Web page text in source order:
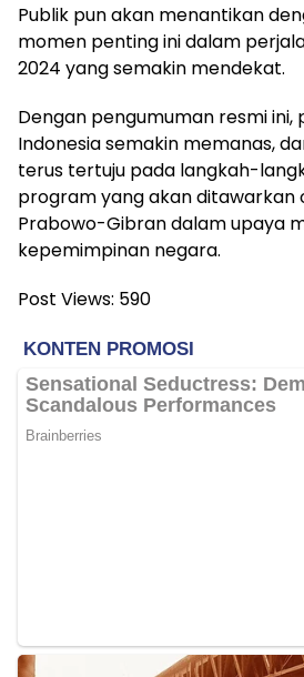
Publik pun akan menantikan
momen penting ini dalam
2024 yang semakin mendekat.
Dengan pengumuman resmi
Indonesia semakin memanas,
terus tertuju pada langkah-
program yang akan ditawarkan
Prabowo-Gibran dalam upaya
kepemimpinan negara.
Post Views: 590